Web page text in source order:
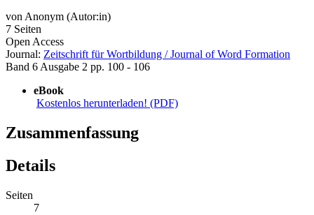
vonAnonym (Autor:in)
7 Seiten
Open Access
Journal: Zeitschrift für Wortbildung / Journal of Word Formation
Band 6Ausgabe 2 pp. 100 - 106
eBook
Kostenlos herunterladen! (PDF)
Zusammenfassung
Details
Seiten
7